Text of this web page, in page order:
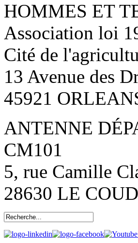
HOMMES ET
Association loi
Cité de
13 Avenue des
45921
ANTENNE
CM101
5, rue Camille
28630 LE